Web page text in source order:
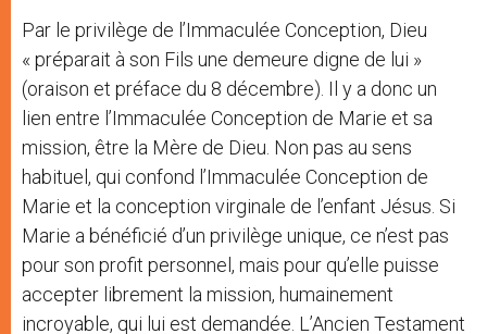
Par le privilège de l’Immaculée Conception, Dieu
« préparait à son Fils une demeure digne de lui »
(oraison et préface du 8 décembre). Il y a donc un
lien entre l’Immaculée Conception de Marie et sa
mission, être la Mère de Dieu. Non pas au sens
habituel, qui confond l’Immaculée Conception de
Marie et la conception virginale de l’enfant Jésus. Si
Marie a bénéficié d’un privilège unique, ce n’est pas
pour son profit personnel, mais pour qu’elle puisse
accepter librement la mission, humainement
incroyable, qui lui est demandée. L’Ancien Testament